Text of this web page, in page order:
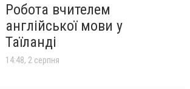
Робота вчителем
англійської мови у
Таїланді
14:48, 2 серпня